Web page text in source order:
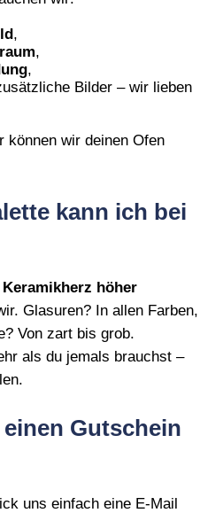
,
,
,
Bilder – wir lieben
können wir deinen Ofen
kann ich bei
höher
Glasuren? In allen Farben,
Von zart bis grob.
als du jemals brauchst –
Gutschein
uns einfach eine E‑Mail